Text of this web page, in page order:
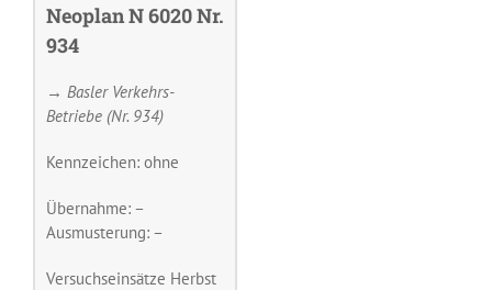
Neoplan N 6020 Nr.
934
→ Basler Verkehrs-
Betriebe (Nr. 934)
Kennzeichen: ohne
Übernahme: –
Ausmusterung: –
Versuchseinsätze Herbst